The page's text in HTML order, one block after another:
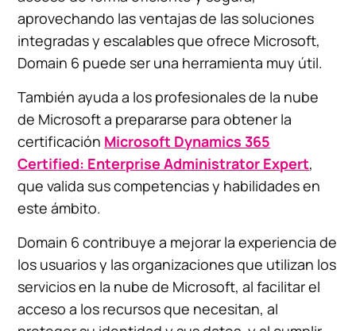
aprovechando las ventajas de las soluciones
integradas y escalables que ofrece Microsoft,
Domain 6 puede ser una herramienta muy útil.
También ayuda a los profesionales de la nube
de Microsoft a prepararse para obtener la
certificación Microsoft Dynamics 365
Certified: Enterprise Administrator Expert,
que valida sus competencias y habilidades en
este ámbito.
Domain 6 contribuye a mejorar la experiencia de
los usuarios y las organizaciones que utilizan los
servicios en la nube de Microsoft, al facilitar el
acceso a los recursos que necesitan, al